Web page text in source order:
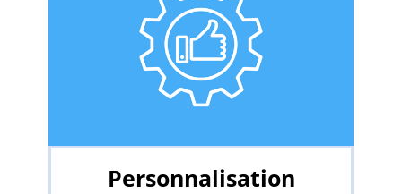
Personnalisation